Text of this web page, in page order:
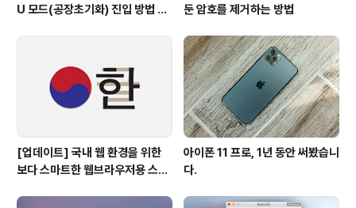
U 모드(공장초기화) 진입 방법 변
둔 암호를 제거하는 방법
[업데이트] 국내 웹 환경을 위한
보다 스마트한 웹브라우저용 스타
아이폰 11 프로, 1년 동안 써봤습니
다.